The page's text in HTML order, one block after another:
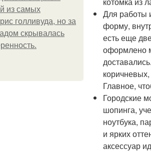
из самых
голливуда, но за
скрывалась
Для работы
форму,
есть еще
оформлено
Главное,
Городские
шопинга,
ноутбука,
и ярких
аксессуар